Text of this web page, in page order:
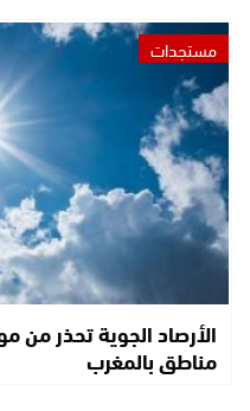
مستجدات
الأرصاد الجوية تحذر
مناطق بالمغرب